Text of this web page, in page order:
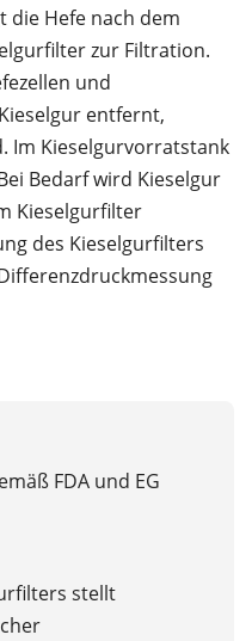
die Hefe nach dem
zur Filtration.
und
entfernt,
Im Kieselgurvorratstank
Bedarf wird Kieselgur
Kieselgurfilter
des Kieselgurfilters
FDA und EG
stellt